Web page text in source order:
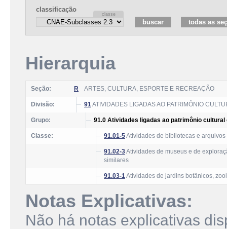
classificação
Hierarquia
Seção: R ARTES, CULTURA, ESPORTE E RECREAÇÃO
Divisão: 91ATIVIDADES LIGADAS AO PATRIMÔNIO
Grupo: 91.0 Atividades ligadas ao patrimônio cultural
Classe: 91.01-5Atividades de bibliotecas e arquivos
91.02-3Atividades de museus e de
similares
91.03-1Atividades de jardins botânicos,
Notas Explicativas:
Não há notas explicativas